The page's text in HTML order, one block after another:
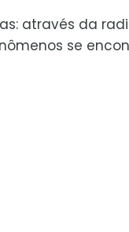
através da
se